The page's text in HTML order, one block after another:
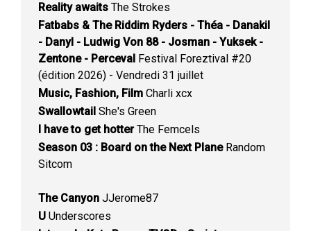
Reality awaits The Strokes
Fatbabs & The Riddim Ryders - Théa - Danakil
- Danyl - Ludwig Von 88 - Josman - Yuksek -
Zentone - Perceval Festival Foreztival #20
(édition 2026) - Vendredi 31 juillet
Music, Fashion, Film Charli xcx
Swallowtail She's Green
I have to get hotterThe Femcels
Season 03 : Board on the Next PlaneRandom
Sitcom
The Canyon JJerome87
U Underscores